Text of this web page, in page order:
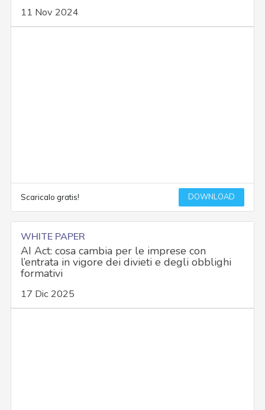
11 Nov 2024
Scaricalo gratis! DOWNLOAD
WHITE PAPER
AI Act: cosa cambia per le imprese con
l’entrata in vigore dei divieti e degli obblighi
formativi
17 Dic 2025